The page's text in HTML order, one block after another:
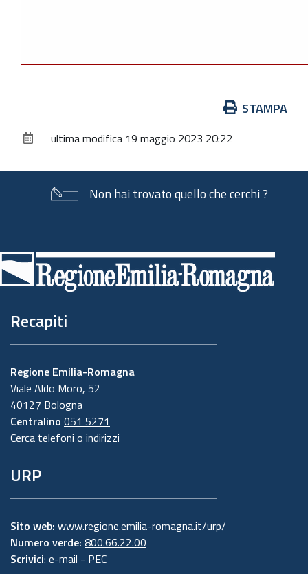
documento
STAMPA
ultima modifica 19 maggio 2023 20:22
Non hai trovato quello che cerchi ?
di
pagina
Recapiti
Regione Emilia-Romagna
Viale Aldo Moro, 52
40127 Bologna
Centralino 051 5271
Cerca telefoni o indirizzi
URP
Sito web: www.regione.emilia-romagna.it/urp/
Numero verde: 800.66.22.00
Scrivici: e-mail - PEC